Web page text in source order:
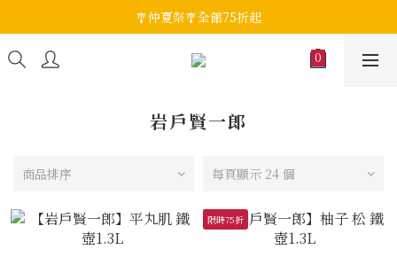
🎐仲夏祭🎐全館75折起
岩戶賢一郎
商品排序 每頁顯示 24 個
限時75折